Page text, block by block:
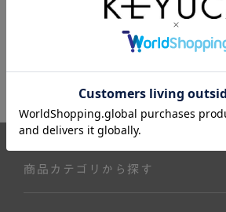
ニュース一覧を見る
商品カテゴリから探す